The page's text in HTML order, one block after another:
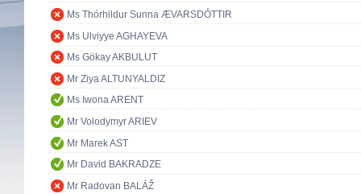
Ms Thórhildur Sunna ÆVARSDÓTTIR
Ms Ulviyye AGHAYEVA
Ms Gökay AKBULUT
Mr Ziya ALTUNYALDIZ
Ms Iwona ARENT
Mr Volodymyr ARIEV
Mr Marek AST
Mr David BAKRADZE
Mr Radovan BALÁŽ